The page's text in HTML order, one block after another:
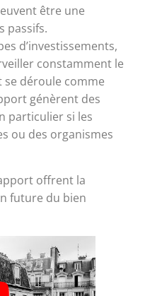
être une
passifs.
d’investissements,
constamment le
se déroule comme
génèrent des
particulier si les
ou des organismes
offrent la
future du bien